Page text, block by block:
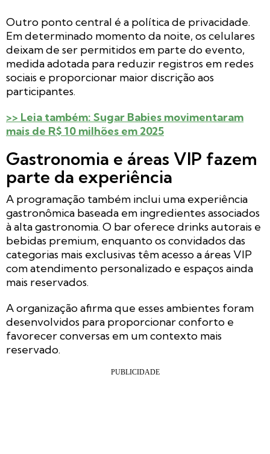
Outro ponto central é a política de privacidade.
Em determinado momento da noite, os celulares
deixam de ser permitidos em parte do evento,
medida adotada para reduzir registros em redes
sociais e proporcionar maior discrição aos
participantes.
>> Leia também: Sugar Babies movimentaram
mais de R$ 10 milhões em 2025
Gastronomia e áreas VIP fazem
parte da experiência
A programação também inclui uma experiência
gastronômica baseada em ingredientes associados
à alta gastronomia. O bar oferece drinks autorais e
bebidas premium, enquanto os convidados das
categorias mais exclusivas têm acesso a áreas VIP
com atendimento personalizado e espaços ainda
mais reservados.
A organização afirma que esses ambientes foram
desenvolvidos para proporcionar conforto e
favorecer conversas em um contexto mais
reservado.